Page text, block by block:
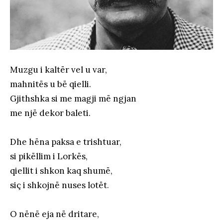
Muzgu i kaltër vel u var,
mahnitës u bë qielli.
Gjithshka si me magji më ngjan
me një dekor baleti.
Dhe hëna paksa e trishtuar,
si pikëllim i Lorkës,
qiellit i shkon kaq shumë,
siç i shkojnë nuses lotët.
O nënë eja në dritare,